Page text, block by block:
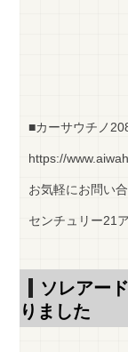
■カーサウチノ
https://
お気軽にお問い
センチュリー21
ソレアー
りました